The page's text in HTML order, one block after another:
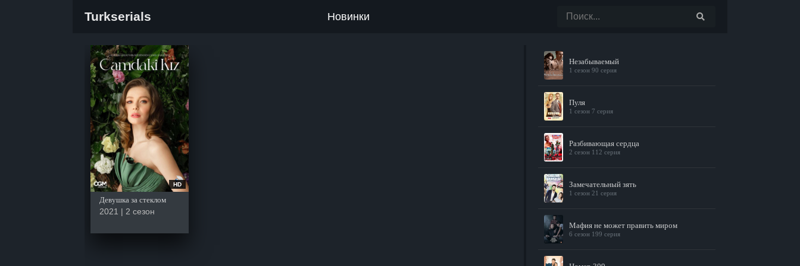
Turkserials Новинки
HD
Девушка за стеклом
2021 | 2 сезон
Незабываемый
1 сезон 90 серия
Пуля
1 сезон 7 серия
Разбивающая сердца
2 сезон 112 серия
Замечательный зять
1 сезон 21 серия
Мафия не может править миром
6 сезон 199 серия